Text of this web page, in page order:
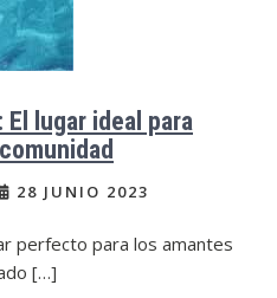
El lugar ideal para
28 JUNIO 2023
perfecto para los amantes
[…]